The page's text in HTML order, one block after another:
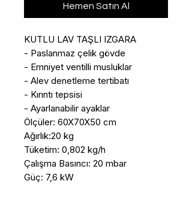
Hemen Satın Al
KUTLU LAV TAŞLI IZGARA
- Paslanmaz çelik gövde
- Emniyet ventilli musluklar
- Alev denetleme tertibatı
- Kırıntı tepsisi
- Ayarlanabilir ayaklar
Ölçüler: 60X70X50 cm
Ağırlık:20 kg
Tüketim: 0,802 kg/h
Çalışma Basıncı: 20 mbar
Güç: 7,6 kW